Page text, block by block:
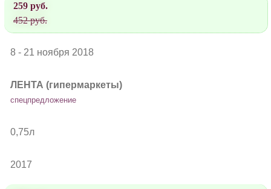
259 руб.
452 руб.
8 - 21 ноября 2018
ЛЕНТА (гипермаркеты)
спецпредложение
0,75л
2017